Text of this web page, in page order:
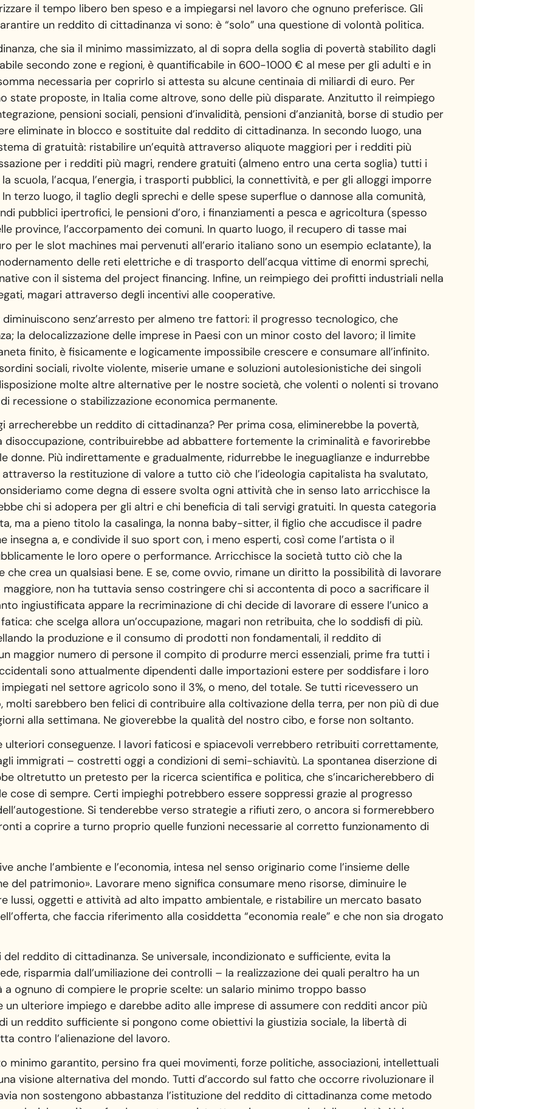
il tempo libero ben speso e a impiegarsi nel lavoro che ognuno preferisce. Gli
un reddito di cittadinanza vi sono: è “solo” una questione di volontà politica.
che sia il minimo massimizzato, al di sopra della soglia di povertà stabilito dagli
secondo zone e regioni, è quantificabile in 600-1000 € al mese per gli adulti e in
necessaria per coprirlo si attesta su alcune centinaia di miliardi di euro. Per
state proposte, in Italia come altrove, sono delle più disparate. Anzitutto il reimpiego
pensioni sociali, pensioni d’invalidità, pensioni d’anzianità, borse di studio per
eliminate in blocco e sostituite dal reddito di cittadinanza. In secondo luogo, una
di gratuità: ristabilire un’equità attraverso aliquote maggiori per i redditi più
per i redditi più magri, rendere gratuiti (almeno entro una certa soglia) tutti i
scuola, l’acqua, l’energia, i trasporti pubblici, la connettività, e per gli alloggi imporre
terzo luogo, il taglio degli sprechi e delle spese superflue o dannose alla comunità,
pubblici ipertrofici, le pensioni d’oro, i finanziamenti a pesca e agricoltura (spesso
province, l’accorpamento dei comuni. In quarto luogo, il recupero di tasse mai
per le slot machines mai pervenuti all’erario italiano sono un esempio eclatante), la
delle reti elettriche e di trasporto dell’acqua vittime di enormi sprechi,
con il sistema del project financing. Infine, un reimpiego dei profitti industriali nella
magari attraverso degli incentivi alle cooperative.
diminuiscono senz’arresto per almeno tre fattori: il progresso tecnologico, che
la delocalizzazione delle imprese in Paesi con un minor costo del lavoro; il limite
finito, è fisicamente e logicamente impossibile crescere e consumare all’infinito.
sociali, rivolte violente, miserie umane e soluzioni autolesionistiche dei singoli
molte altre alternative per le nostre società, che volenti o nolenti si trovano
recessione o stabilizzazione economica permanente.
arrecherebbe un reddito di cittadinanza? Per prima cosa, eliminerebbe la povertà,
disoccupazione, contribuirebbe ad abbattere fortemente la criminalità e favorirebbe
donne. Più indirettamente e gradualmente, ridurrebbe le ineguaglianze e indurrebbe
la restituzione di valore a tutto ciò che l’ideologia capitalista ha svalutato,
come degna di essere svolta ogni attività che in senso lato arricchisce la
chi si adopera per gli altri e chi beneficia di tali servigi gratuiti. In questa categoria
ma a pieno titolo la casalinga, la nonna baby-sitter, il figlio che accudisce il padre
insegna a, e condivide il suo sport con, i meno esperti, così come l’artista o il
le loro opere o performance. Arricchisce la società tutto ciò che la
che crea un qualsiasi bene. E se, come ovvio, rimane un diritto la possibilità di lavorare
non ha tuttavia senso costringere chi si accontenta di poco a sacrificare il
ingiustificata appare la recriminazione di chi decide di lavorare di essere l’unico a
che scelga allora un’occupazione, magari non retribuita, che lo soddisfi di più.
la produzione e il consumo di prodotti non fondamentali, il reddito di
maggior numero di persone il compito di produrre merci essenziali, prime fra tutti i
sono attualmente dipendenti dalle importazioni estere per soddisfare i loro
nel settore agricolo sono il 3%, o meno, del totale. Se tutti ricevessero un
molti sarebbero ben felici di contribuire alla coltivazione della terra, per non più di due
alla settimana. Ne gioverebbe la qualità del nostro cibo, e forse non soltanto.
ulteriori conseguenze. I lavori faticosi e spiacevoli verrebbero retribuiti correttamente,
immigrati – costretti oggi a condizioni di semi-schiavitù. La spontanea diserzione di
oltretutto un pretesto per la ricerca scientifica e politica, che s’incaricherebbero di
cose di sempre. Certi impieghi potrebbero essere soppressi grazie al progresso
Si tenderebbe verso strategie a rifiuti zero, o ancora si formerebbero
a coprire a turno proprio quelle funzioni necessarie al corretto funzionamento di
anche l’ambiente e l’economia, intesa nel senso originario come l’insieme delle
del patrimonio». Lavorare meno significa consumare meno risorse, diminuire le
lussi, oggetti e attività ad alto impatto ambientale, e ristabilire un mercato basato
che faccia riferimento alla cosiddetta “economia reale” e che non sia drogato
reddito di cittadinanza. Se universale, incondizionato e sufficiente, evita la
risparmia dall’umiliazione dei controlli – la realizzazione dei quali peraltro ha un
ognuno di compiere le proprie scelte: un salario minimo troppo basso
ulteriore impiego e darebbe adito alle imprese di assumere con redditi ancor più
un reddito sufficiente si pongono come obiettivi la giustizia sociale, la libertà di
contro l’alienazione del lavoro.
minimo garantito, persino fra quei movimenti, forze politiche, associazioni, intellettuali
visione alternativa del mondo. Tutti d’accordo sul fatto che occorre rivoluzionare il
non sostengono abbastanza l’istituzione del reddito di cittadinanza come metodo